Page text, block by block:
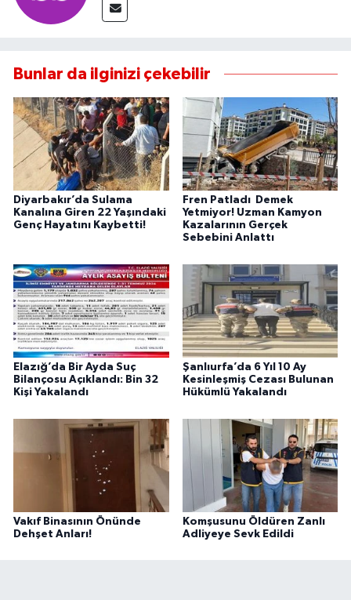
Bunlar da ilginizi çekebilir
Diyarbakır’da Sulama
Kanalına Giren 22 Yaşındaki
Genç Hayatını Kaybetti!
Fren Patladı Demek
Yetmiyor! Uzman Kamyon
Kazalarının Gerçek
Sebebini Anlattı
Elazığ’da Bir Ayda Suç
Bilançosu Açıklandı: Bin 32
Kişi Yakalandı
Şanlıurfa’da 6 Yıl 10 Ay
Kesinleşmiş Cezası Bulunan
Hükümlü Yakalandı
Vakıf Binasının Önünde
Dehşet Anları!
Komşusunu Öldüren Zanlı
Adliyeye Sevk Edildi